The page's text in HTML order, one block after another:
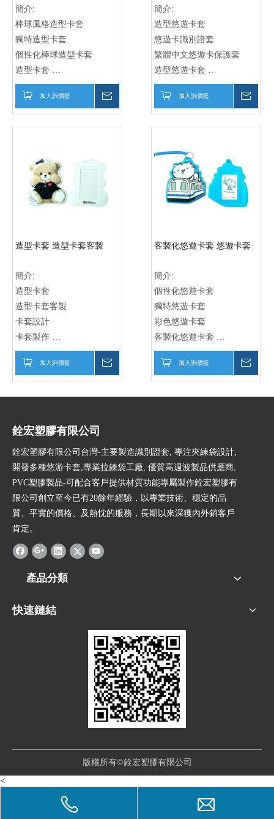
簡介:
棒球風格造型卡套
獨特造型卡套
個性化棒球造型卡套
造型卡套
棒球造型卡套
卡套
球卡套
運動造型卡套
球類卡套
運動主題卡套
運動迷卡套
加入詢價籃
簡介:
造型悠遊卡套
悠遊卡識別證套
繁體中文悠遊卡保護套
造型悠遊卡套
悠遊卡識別證套卡片套
卡片保護套
卡片識別套
卡片識別殼
卡片配件
卡片保護配件
加入詢價籃
造型卡套 造型卡套客製
簡介:
造型卡套
造型卡套客製
卡套設計
卡套製作
個性化卡套
手機卡套
卡套定制
卡套製造商
卡套銷售
加入詢價籃
客製化悠遊卡套 悠遊卡套
簡介:
個性化悠遊卡套
獨特悠遊卡套
彩色悠遊卡套
客製化悠遊卡套
悠遊卡套
個性化悠遊卡套
訂製悠遊卡套
獨特悠遊卡套
手工悠遊卡套
禮物悠遊卡套
加入詢價籃
銓宏塑膠有限公司
銓宏塑膠有限公司台灣-主要製造識別證套, 專注夾練袋設計,
開發多種悠游卡套,專業拉鍊袋工廠, 優質高週波製品供應商,
PVC塑膠製品-可配合客戶提供材質功能專屬製作銓宏塑膠有
限公司創立至今已有20餘年經驗，以專業技術、穩定的品
質、平實的價格、及熱忱的服務，長期以來深獲內外銷客戶
肯定。
產品分類
快速鏈結
版權所有©銓宏塑膠有限公司
<